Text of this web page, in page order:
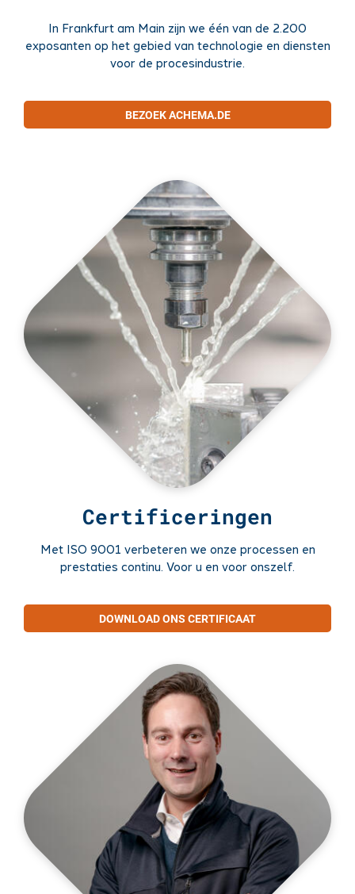
In Frankfurt am Main zijn we één van de 2.200
exposanten op het gebied van technologie en diensten
voor de procesindustrie.
BEZOEK ACHEMA.DE
Certificeringen
Met ISO 9001 verbeteren we onze processen en
prestaties continu. Voor u en voor onszelf.
DOWNLOAD ONS CERTIFICAAT